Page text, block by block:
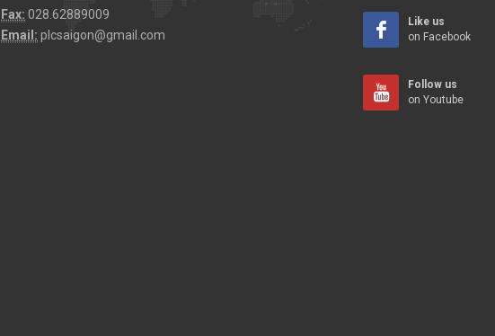
Fax: 028.62889009
Email: plcsaigon@gmail.com
Like us
on Facebook
Follow us
on Youtube